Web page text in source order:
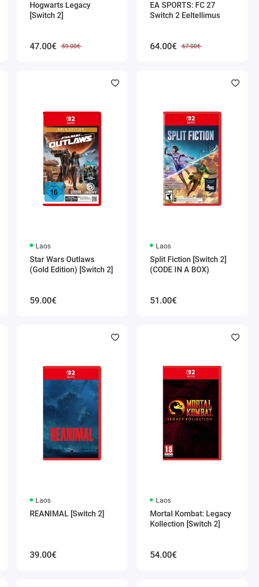
Hogwarts Legacy
[Switch 2]
47.00€ 59.00€
EA SPORTS: FC 27
Switch 2 Eeltellimus
64.00€ 67.00€
Laos
Star Wars Outlaws
(Gold Edition) [Switch 2]
59.00€
Laos
Split Fiction [Switch 2]
(CODE IN A BOX)
51.00€
Laos
REANIMAL [Switch 2]
39.00€
Laos
Mortal Kombat: Legacy
Kollection [Switch 2]
54.00€